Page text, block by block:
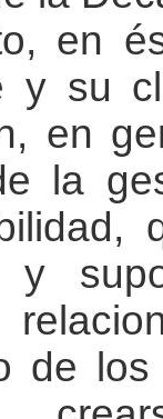
en
y su
en
la
y
de